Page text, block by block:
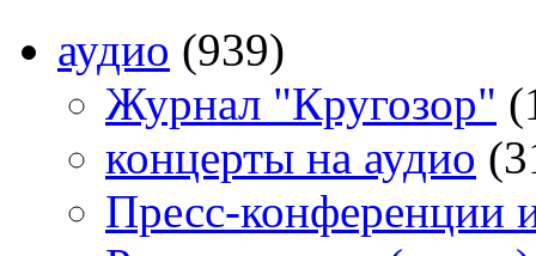
аудио (939)
Журнал "Кругозор"
концерты на аудио
Пресс-конференции